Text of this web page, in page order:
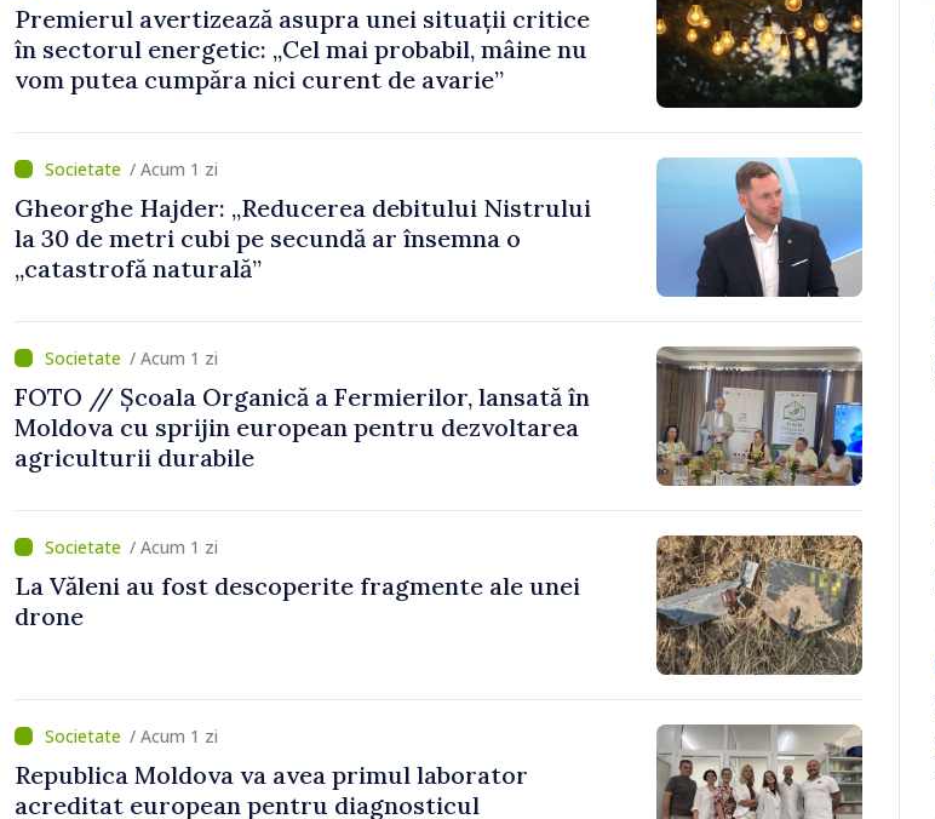
Premierul avertizează asupra unei situații critice
în sectorul energetic: „Cel mai probabil, mâine nu
vom putea cumpăra nici curent de avarie”
/ Acum 1 zi
Gheorghe Hajder: „Reducerea debitului Nistrului
la 30 de metri cubi pe secundă ar însemna o
„catastrofă naturală”
/ Acum 1 zi
FOTO // Școala Organică a Fermierilor, lansată în
Moldova cu sprijin european pentru dezvoltarea
agriculturii durabile
/ Acum 1 zi
La Văleni au fost descoperite fragmente ale unei
drone
/ Acum 1 zi
Republica Moldova va avea primul laborator
acreditat european pentru diagnosticul